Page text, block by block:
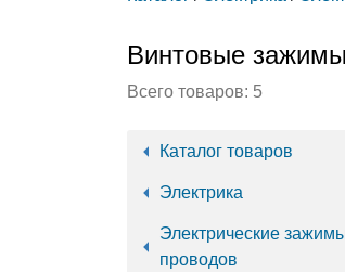
Винтовые
Всего товаров: 5
Каталог товаров
Электрика
Электрические
проводов